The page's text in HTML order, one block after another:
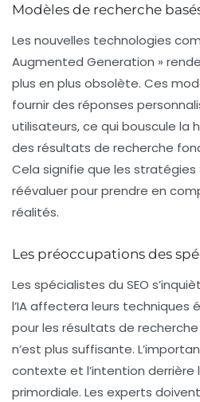
Modèles de recherche
Les nouvelles technologies
Augmented Generation »
plus en plus obsolète. Ces
fournir des réponses
utilisateurs, ce qui bouscule la
des résultats de recherche
Cela signifie que les stratégies
réévaluer pour prendre en
réalités.
Les préoccupations des
Les spécialistes du SEO
l’IA affectera leurs techniques
pour les résultats de
n’est plus suffisante.
contexte et l’intention
primordiale. Les experts